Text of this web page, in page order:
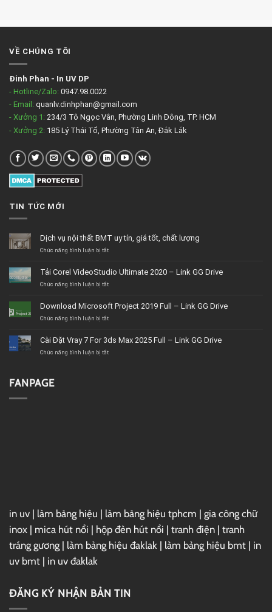
VỀ CHÚNG TÔI
Đinh Phan - In UV DP
- Hotline/Zalo: 0947.98.0022
- Email: quanlv.dinhphan@gmail.com
- Xưởng 1: 234/3 Tô Ngọc Vân, Phường Linh Đông, TP. HCM
- Xưởng 2: 185 Lý Thái Tổ, Phường Tân An, Đắk Lắk
TIN TỨC MỚI
Dịch vụ nội thất BMT uy tín, giá tốt, chất lượng
Chức năng bình luận bị tắtở
nội
thất
tín,
giá
lượng
Tải Corel VideoStudio Ultimate 2020 – Link GG Drive
Chức năng bình luận bị tắtở
VideoStudio
Ultimate
Link
GG
Download Microsoft Project 2019 Full – Link GG Drive
Chức năng bình luận bị tắtở
Project
2019
Cài Đặt Vray 7 For 3ds Max 2025 Full – Link GG Drive
Chức năng bình luận bị tắtở
FANPAGE
in uv | làm bảng hiệu | làm bảng hiệu tphcm | gia công chữ
inox | mica hút nổi | hộp đèn hút nổi | tranh điện | tranh
tráng gương | làm bảng hiệu đaklak | làm bảng hiệu bmt | in
uv bmt | in uv đaklak
ĐĂNG KÝ NHẬN BẢN TIN